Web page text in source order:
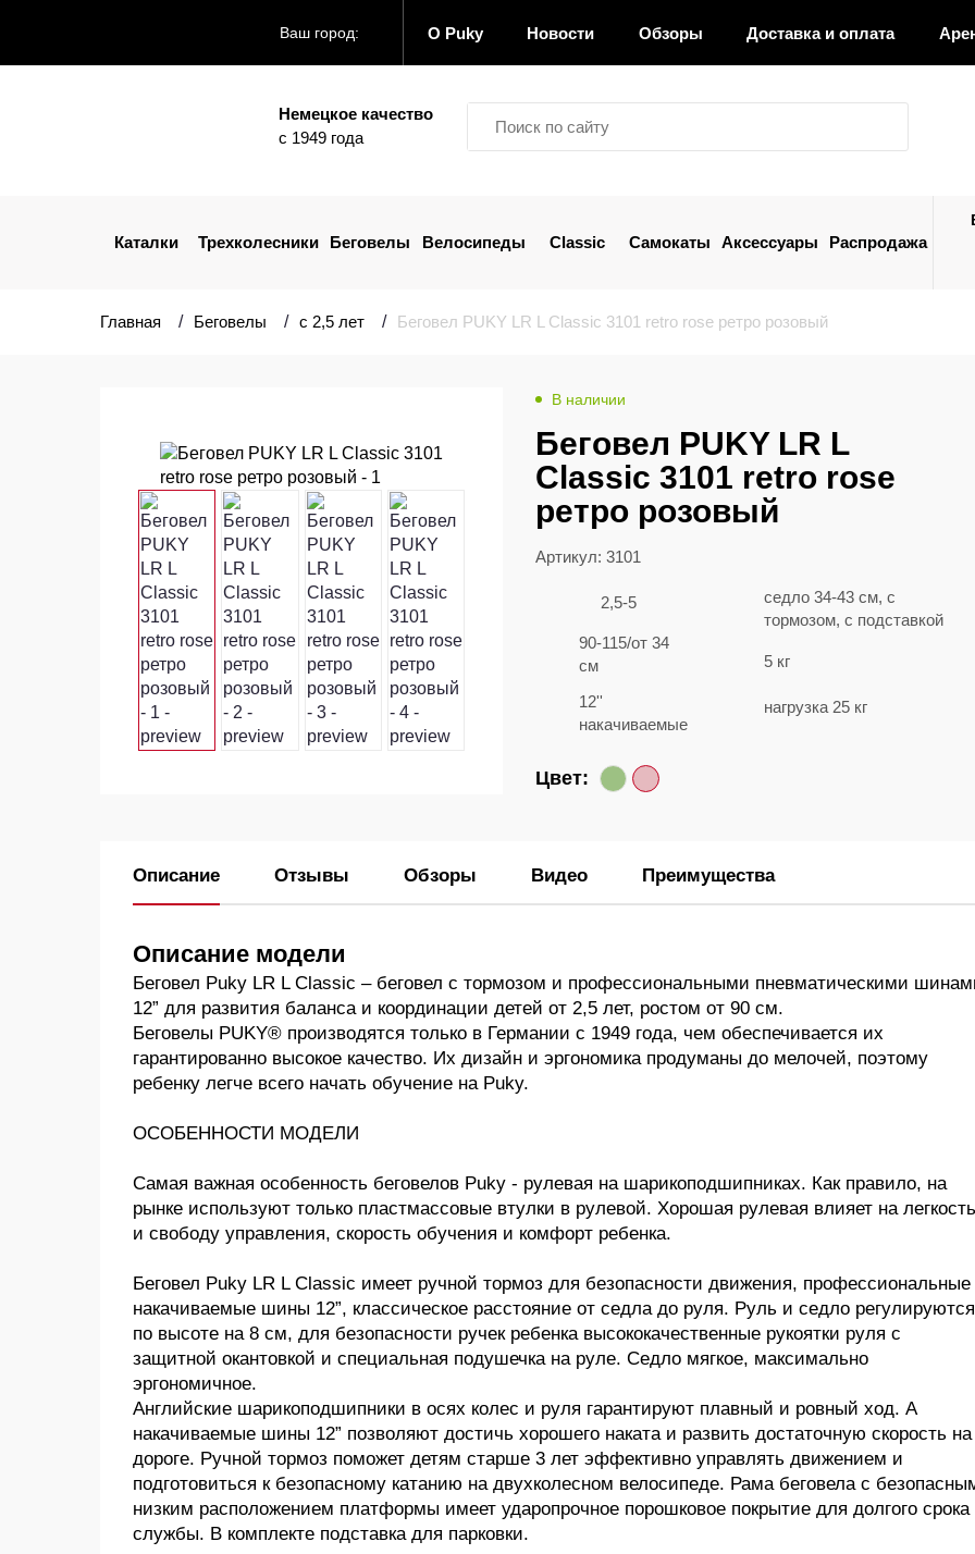
Ваш город: О Puky Новости Обзоры Доставка и оплата
Немецкое качество
с 1949 года
Каталки Трехколесники Беговелы Велосипеды Classic Самокаты Аксессуары Распродажа
Главная Беговелы с 2,5 лет Беговел PUKY LR L Classic 3101 retro rose ретро розовый
В наличии
Беговел PUKY LR L
Classic 3101 retro rose
ретро розовый
Артикул: 3101
2,5-5
90-115/от 34
см
12''
накачиваемые
седло 34-43 см, c
тормозом, с подставкой
5 кг
нагрузка 25 кг
Цвет:
Описание Отзывы Обзоры Видео Преимущества
Описание модели
Беговел Puky LR L Classic – беговел с тормозом и профессиональными пневматическими
12” для развития баланса и координации детей от 2,5 лет, ростом от 90 см.
Беговелы PUKY® производятся только в Германии с 1949 года, чем обеспечивается их
гарантированно высокое качество. Их дизайн и эргономика продуманы до мелочей, поэтому
ребенку легче всего начать обучение на Puky.
ОСОБЕННОСТИ МОДЕЛИ
Самая важная особенность беговелов Puky - рулевая на шарикоподшипниках. Как правило, на
рынке используют только пластмассовые втулки в рулевой. Хорошая рулевая влияет на легкость
и свободу управления, скорость обучения и комфорт ребенка.
Беговел Puky LR L Classic имеет ручной тормоз для безопасности движения, профессиональные
накачиваемые шины 12”, классическое расстояние от седла до руля. Руль и седло регулируются
по высоте на 8 см, для безопасности ручек ребенка высококачественные рукоятки руля с
защитной окантовкой и специальная подушечка на руле. Седло мягкое, максимально
эргономичное.
Английские шарикоподшипники в осях колес и руля гарантируют плавный и ровный ход. А
накачиваемые шины 12” позволяют достичь хорошего наката и развить достаточную скорость на
дороге. Ручной тормоз поможет детям старше 3 лет эффективно управлять движением и
подготовиться к безопасному катанию на двухколесном велосипеде. Рама беговела с
низким расположением платформы имеет ударопрочное порошковое покрытие для долгого срока
службы. В комплекте подставка для парковки.